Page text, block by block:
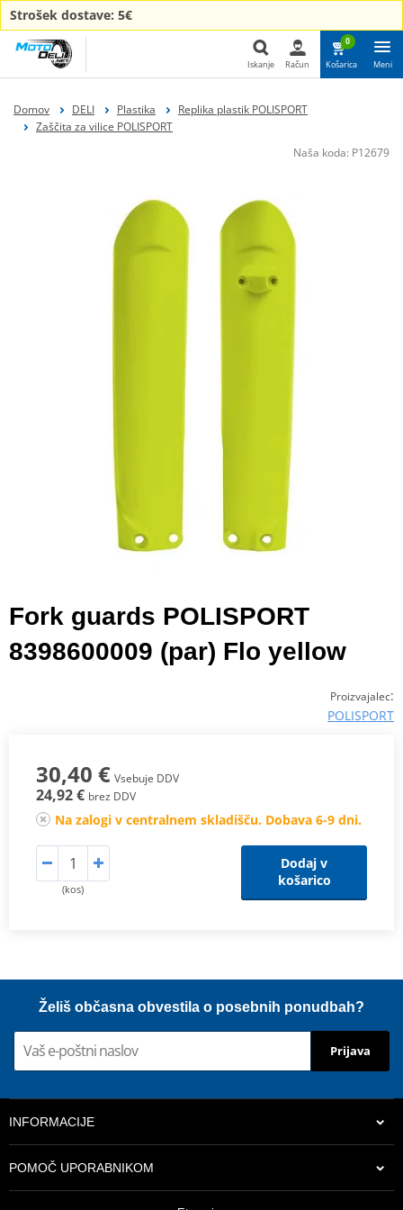
Strošek dostave: 5€
Iskanje Račun
0
Košarica Meni
Domov DELI Plastika
Replika plastik POLISPORT
Zaščita za vilice POLISPORT
Naša koda: P12679
Fork guards POLISPORT
8398600009 (par) Flo yellow
Proizvajalec:
POLISPORT
30,40 € Vsebuje DDV
24,92 € brez DDV
Na zalogi v centralnem skladišču. Dobava 6-9 dni.
(kos)
Dodaj v
košarico
Želiš občasna obvestila o posebnih ponudbah?
Prijava
INFORMACIJE
POMOČ UPORABNIKOM